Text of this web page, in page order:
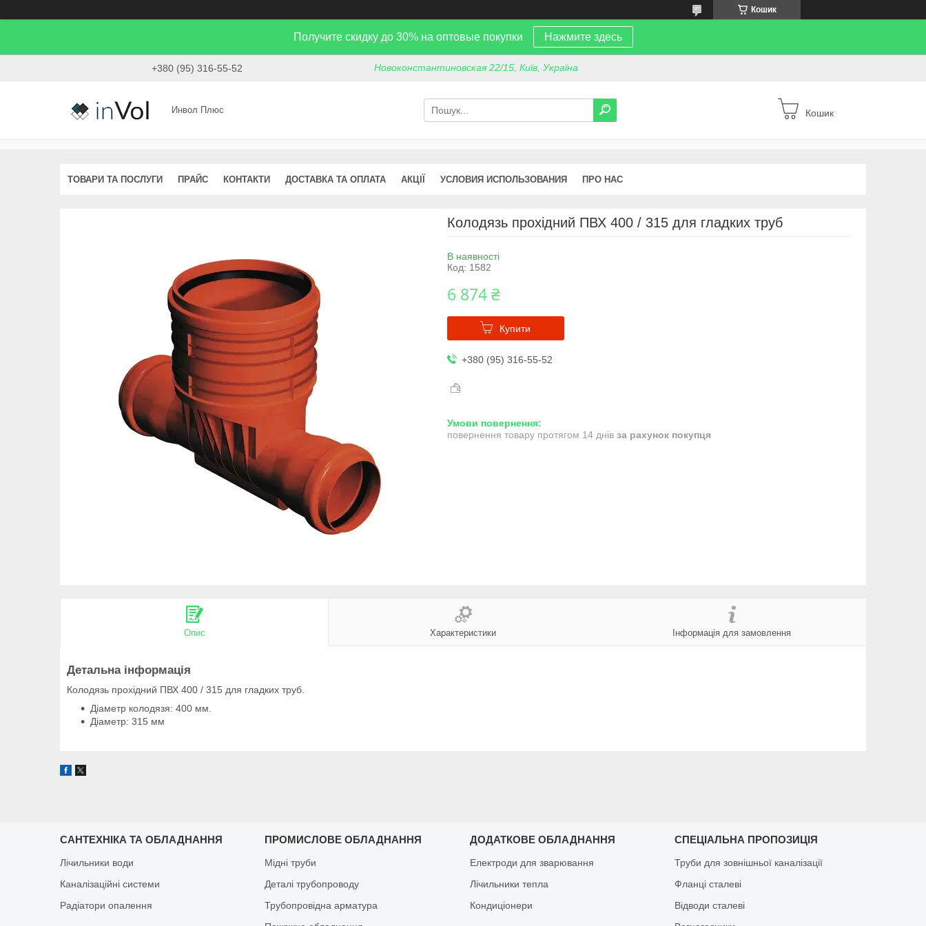
Кошик
Получите скидку до 30% на оптовые покупки Нажмите здесь
+380 (95) 316-55-52 Новоконстантиновская 22/15, Київ, Україна
Инвол Плюс Кошик
ТОВАРИ ТА ПОСЛУГИ ПРАЙС КОНТАКТИ ДОСТАВКА ТА ОПЛАТА АКЦІЇ УСЛОВИЯ ИСПОЛЬЗОВАНИЯ ПРО НАС
Колодязь прохідний ПВХ 400 / 315 для гладких труб
В наявності
Код: 1582
6 874 ₴
Купити
+380 (95) 316-55-52
повернення товару протягом 14 днів за рахунок покупця
Опис Характеристики Інформація для замовлення
Детальна інформація
Колодязь прохідний ПВХ 400 / 315 для гладких труб.
Діаметр колодязя: 400 мм.
Діаметр: 315 мм
САНТЕХНІКА ТА ОБЛАДНАННЯ
Лічильники води
Каналізаційні системи
Радіатори опалення
ПРОМИСЛОВЕ ОБЛАДНАННЯ
Мідні труби
Деталі трубопроводу
Трубопровідна арматура
ДОДАТКОВЕ ОБЛАДНАННЯ
Електроди для зварювання
Лічильники тепла
Кондиціонери
СПЕЦІАЛЬНА ПРОПОЗИЦІЯ
Труби для зовнішньої каналізації
Фланці сталеві
Відводи сталеві